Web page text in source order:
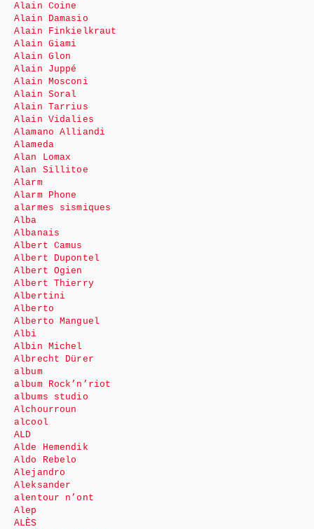
Alain Coine
Alain Damasio
Alain Finkielkraut
Alain Giami
Alain Glon
Alain Juppé
Alain Mosconi
Alain Soral
Alain Tarrius
Alain Vidalies
Alamano Alliandi
Alameda
Alan Lomax
Alan Sillitoe
Alarm
Alarm Phone
alarmes sismiques
Alba
Albanais
Albert Camus
Albert Dupontel
Albert Ogien
Albert Thierry
Albertini
Alberto
Alberto Manguel
Albi
Albin Michel
Albrecht Dürer
album
album Rock’n’riot
albums studio
Alchourroun
alcool
ALD
Alde Hemendik
Aldo Rebelo
Alejandro
Aleksander
alentour n’ont
Alep
ALÈS